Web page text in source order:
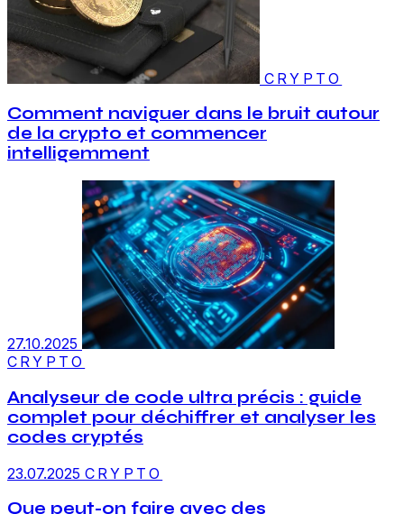
CRYPTO
Comment naviguer dans le bruit autour
de la crypto et commencer
intelligemment
27.10.2025
CRYPTO
Analyseur de code ultra précis : guide
complet pour déchiffrer et analyser les
codes cryptés
23.07.2025 CRYPTO
Que peut-on faire avec des